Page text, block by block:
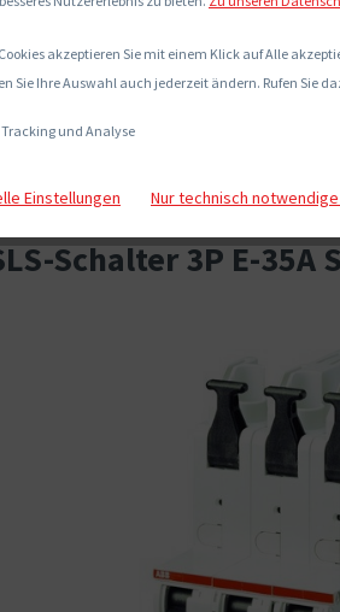
Schalter 3P E-35A
akzeptieren Sie mit einem Klick auf Alle
Sie Ihre Auswahl auch jederzeit ändern. Rufen Sie
Tracking und Analyse
Einstellungen Nur technisch